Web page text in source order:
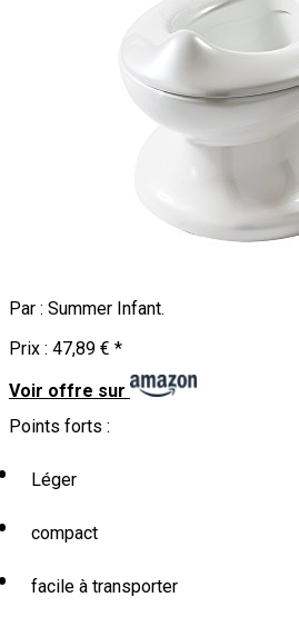
Par : Summer Infant.
Prix : 47,89 € *
Voir offre sur
Points forts :
Léger
compact
facile à transporter